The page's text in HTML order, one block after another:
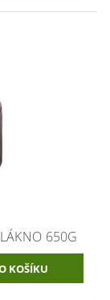
650G